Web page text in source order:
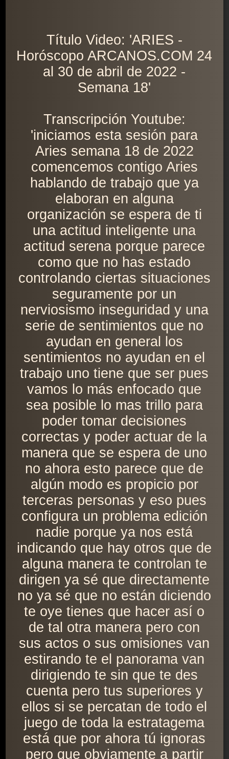
Título Video: 'ARIES -
Horóscopo ARCANOS.COM 24
al 30 de abril de 2022 -
Semana 18'
Transcripción Youtube:
'iniciamos esta sesión para
Aries semana 18 de 2022
comencemos contigo Aries
hablando de trabajo que ya
elaboran en alguna
organización se espera de ti
una actitud inteligente una
actitud serena porque parece
como que no has estado
controlando ciertas situaciones
seguramente por un
nerviosismo inseguridad y una
serie de sentimientos que no
ayudan en general los
sentimientos no ayudan en el
trabajo uno tiene que ser pues
vamos lo más enfocado que
sea posible lo mas trillo para
poder tomar decisiones
correctas y poder actuar de la
manera que se espera de uno
no ahora esto parece que de
algún modo es propicio por
terceras personas y eso pues
configura un problema edición
nadie porque ya nos está
indicando que hay otros que de
alguna manera te controlan te
dirigen ya sé que directamente
no ya sé que no están diciendo
te oye tienes que hacer así o
de tal otra manera pero con
sus actos o sus omisiones van
estirando te el panorama van
dirigiendo te sin que te des
cuenta pero tus superiores y
ellos si se percatan de todo el
juego de toda la estratagema
está que por ahora tú ignoras
pero que obviamente a partir